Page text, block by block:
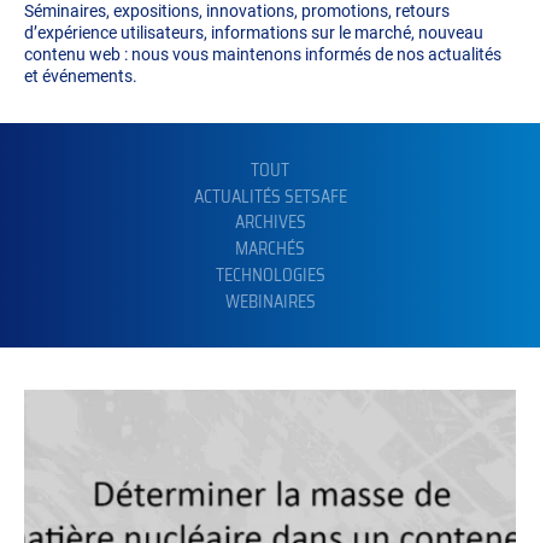
Séminaires, expositions, innovations, promotions, retours
d’expérience utilisateurs, informations sur le marché, nouveau
contenu web : nous vous maintenons informés de nos actualités
et événements.
FILTRER
TOUT
ACTUALITÉS SETSAFE
ARCHIVES
MARCHÉS
TECHNOLOGIES
WEBINAIRES